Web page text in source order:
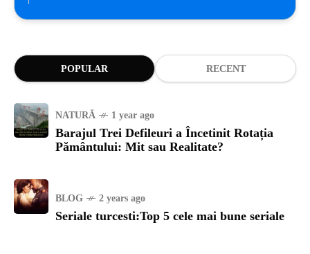
POPULAR RECENT
NATURĂ 1 year ago
Barajul Trei Defileuri a Încetinit Rotația
Pământului: Mit sau Realitate?
BLOG 2 years ago
Seriale turcesti:Top 5 cele mai bune seriale